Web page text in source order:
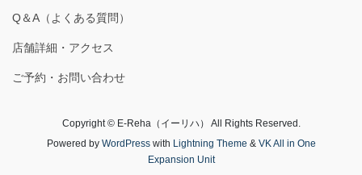
Q＆A（よくある質問）
店舗詳細・アクセス
ご予約・お問い合わせ
Copyright © E-Reha（イーリハ） All Rights Reserved.
Powered by WordPresswith Lightning Theme & VK All in One
Expansion Unit